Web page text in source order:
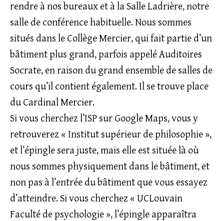
rendre à nos bureaux et à la Salle Ladrière, notre
salle de conférence habituelle. Nous sommes
situés dans le Collège Mercier, qui fait partie d’un
bâtiment plus grand, parfois appelé Auditoires
Socrate, en raison du grand ensemble de salles de
cours qu’il contient également. Il se trouve place
du Cardinal Mercier.
Si vous cherchez l’ISP sur Google Maps, vous y
retrouverez « Institut supérieur de philosophie »,
et l’épingle sera juste, mais elle est située là où
nous sommes physiquement dans le bâtiment, et
non pas à l’entrée du bâtiment que vous essayez
d’atteindre. Si vous cherchez « UCLouvain
Faculté de psychologie », l’épingle apparaîtra